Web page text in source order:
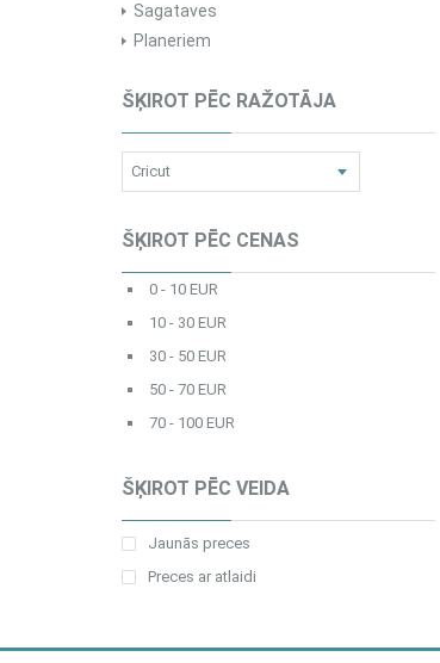
Sagataves
Planeriem
ŠĶIROT PĒC RAŽOTĀJA
ŠĶIROT PĒC CENAS
0 - 10 EUR
10 - 30 EUR
30 - 50 EUR
50 - 70 EUR
70 - 100 EUR
ŠĶIROT PĒC VEIDA
Jaunās preces
Preces ar atlaidi